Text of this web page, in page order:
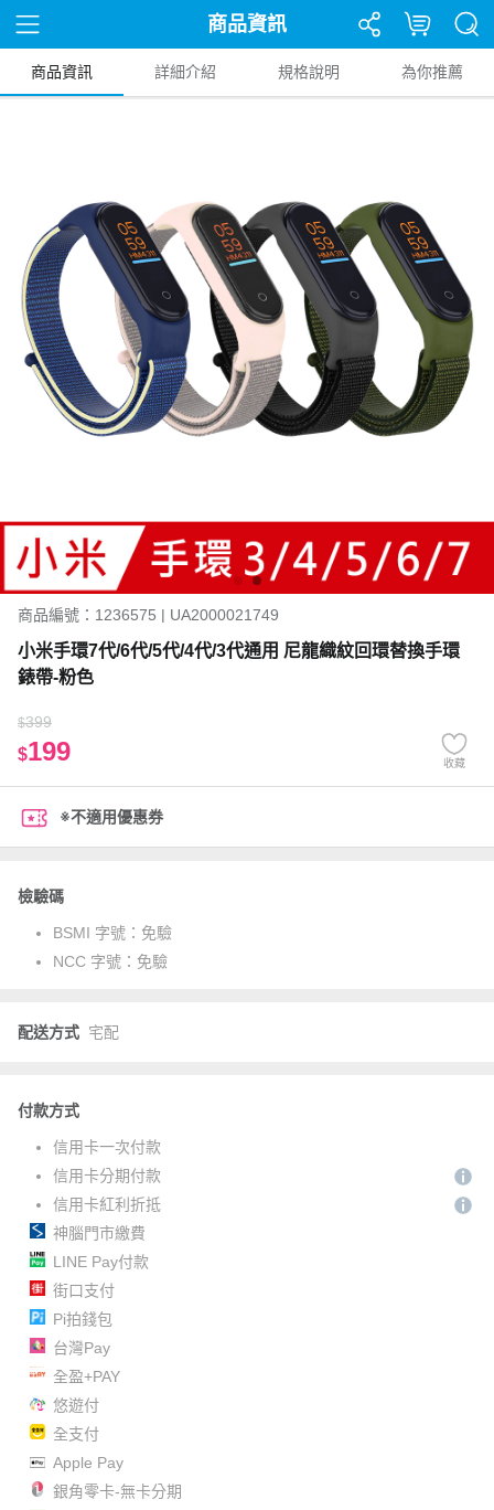
商品資訊
商品資訊 詳細介紹 規格說明 為你推薦
商品編號：1236575 | UA2000021749
小米手環7代/6代/5代/4代/3代通用 尼龍織紋回環替換手環
錶帶-粉色
$399
$199 收藏
※不適用優惠券
檢驗碼
BSMI 字號： 免驗
NCC 字號： 免驗
配送方式 宅配
付款方式
信用卡一次付款
信用卡分期付款
信用卡紅利折抵
神腦門市繳費
LINE Pay付款
街口支付
Pi拍錢包
台灣Pay
全盈+PAY
悠遊付
全支付
Apple Pay
銀角零卡-無卡分期